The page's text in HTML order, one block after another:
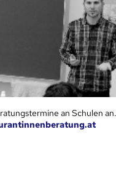
an Schulen